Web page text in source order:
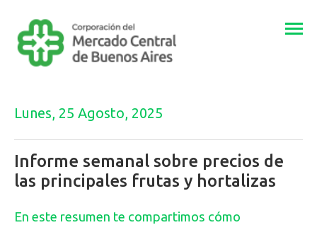
Lunes, 25 Agosto, 2025
Informe semanal sobre precios de
las principales frutas y hortalizas
En este resumen te compartimos cómo